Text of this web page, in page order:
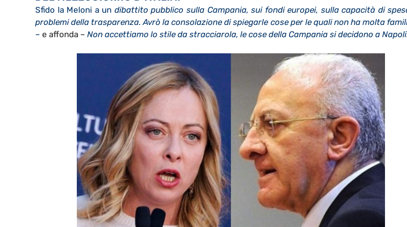
Sfido la Meloni a un dibattito pubblico sulla Campania, sui fondi europei, sulla capacità di
problemi della trasparenza. Avrò la consolazione di spiegarle cose per le quali non ha molta
– e affonda – Non accettiamo lo stile da stracciarola, le cose della Campania si decidono a Napoli